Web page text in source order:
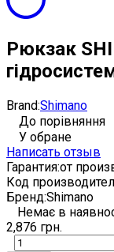
Рюкзак
Brand:Shimano
До порівняння
У обране
Написать отзыв
Гарантия:от
Код
Бренд:Shimano
Немає в
2,876 грн.